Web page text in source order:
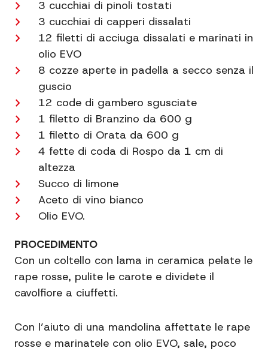
3 cucchiai di pinoli tostati
3 cucchiai di capperi dissalati
12 filetti di acciuga dissalati e marinati in
olio EVO
8 cozze aperte in padella a secco senza il
guscio
12 code di gambero sgusciate
1 filetto di Branzino da 600 g
1 filetto di Orata da 600 g
4 fette di coda di Rospo da 1 cm di
altezza
Succo di limone
Aceto di vino bianco
Olio EVO.
PROCEDIMENTO
Con un coltello con lama in ceramica pelate le
rape rosse, pulite le carote e dividete il
cavolfiore a ciuffetti.
Con l’aiuto di una mandolina affettate le rape
rosse e marinatele con olio EVO, sale, poco